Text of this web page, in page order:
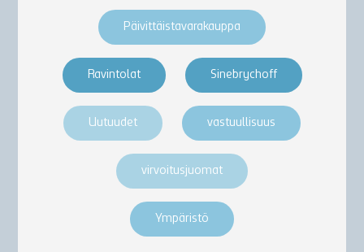
Päivittäistavarakauppa
Ravintolat Sinebrychoff
Uutuudet vastuullisuus
virvoitusjuomat
Ympäristö